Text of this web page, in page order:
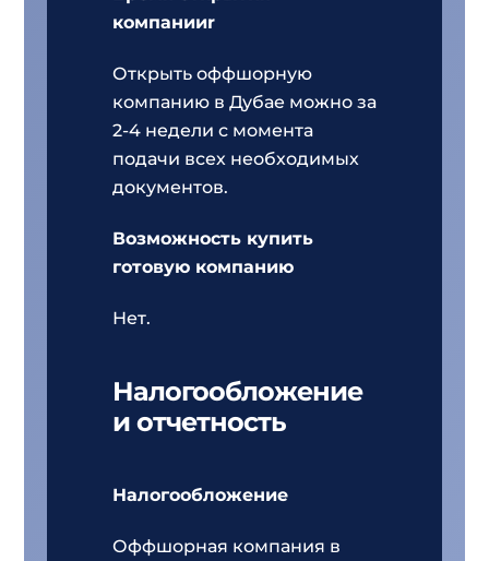
компанииr
Открыть оффшорную
компанию в Дубае можно за
2-4 недели с момента
подачи всех необходимых
документов.
Возможность купить
готовую компанию
Нет.
Налогообложение
и отчетность
Налогообложение
Оффшорная компания в